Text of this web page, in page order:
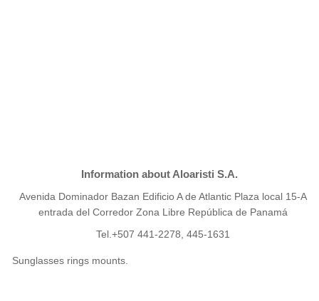
Information about Aloaristi S.A.
Avenida Dominador Bazan Edificio A de Atlantic Plaza local 15-A
entrada del Corredor Zona Libre República de Panamá
Tel.+507 441-2278, 445-1631
Sunglasses rings mounts.